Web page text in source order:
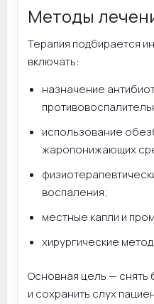
Методы
Терапия подбирается
включать:
назначение
использование
жаропонижающих
воспаления;
местные капли и
хирургические
Основная цель — снять
и сохранить слух